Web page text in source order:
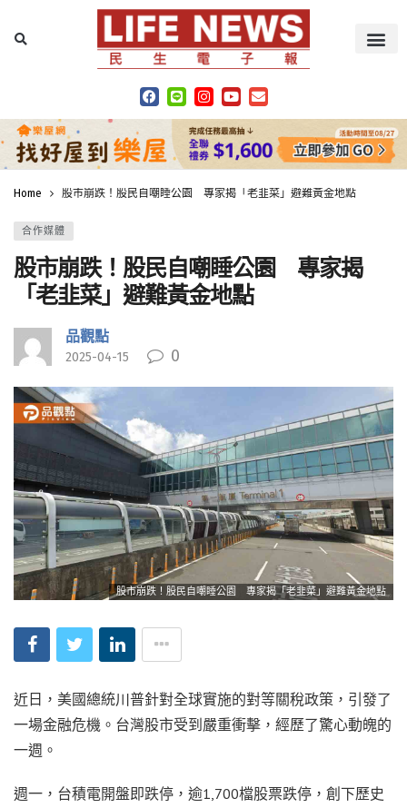
Home 股市崩跌！股民自嘲睡公園 專家揭「老韭菜」避難黃金地點
合作媒體
股市崩跌！股民自嘲睡公園 專家揭
「老韭菜」避難黃金地點
品觀點
2025-04-15 0
股市崩跌！股民自嘲睡公園 專家揭「老韭菜」避難黃金地點
近日，美國總統川普針對全球實施的對等關稅政策，引發了
一場金融危機。台灣股市受到嚴重衝擊，經歷了驚心動魄的
一週。
週一，台積電開盤即跌停，逾1,700檔股票跌停，創下歷史